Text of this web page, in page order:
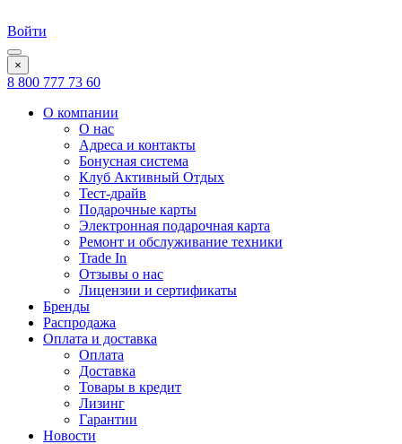
Войти
×
8 800 777 73 60
О компании
О нас
Адреса и контакты
Бонусная система
Клуб Активный Отдых
Тест-драйв
Подарочные карты
Электронная подарочная карта
Ремонт и обслуживание техники
Trade In
Отзывы о нас
Лицензии и сертификаты
Бренды
Распродажа
Оплата и доставка
Оплата
Доставка
Товары в кредит
Лизинг
Гарантии
Новости